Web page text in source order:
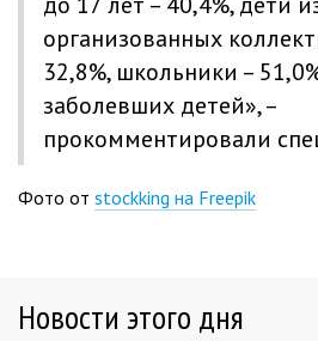
организованных
32,8%, школьники –
заболевших детей», –
прокомментировали
Фото от stockking на Freepik
Новости этого дня